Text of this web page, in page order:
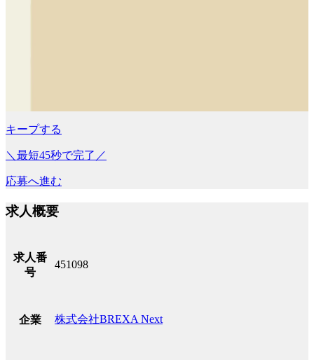
キープする
＼最短45秒で完了／
応募へ進む
求人概要
求人番
号
451098
企業 株式会社BREXA Next